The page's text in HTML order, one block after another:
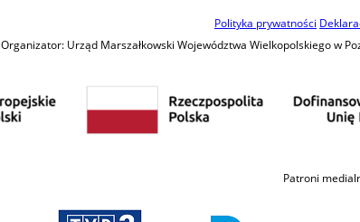
Polityka prywatności
Organizator: Urząd Marszałkowski Województwa Wielkopolskiego w
Patroni